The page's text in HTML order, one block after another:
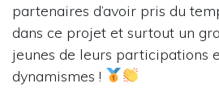
partenaires d’avoir pris du
dans ce projet et surtout un
jeunes de leurs participations
dynamismes !